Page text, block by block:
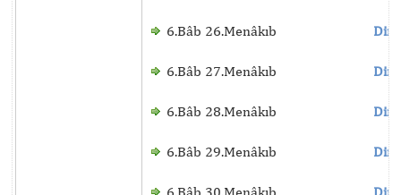
6.Bâb 26.Menâkıb
6.Bâb 27.Menâkıb
6.Bâb 28.Menâkıb
6.Bâb 29.Menâkıb